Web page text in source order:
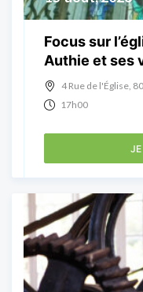
Focus sur
Authie et ses
4 Rue de l'Église,
17h00
JE